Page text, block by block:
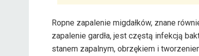
Ropne zapalenie migdałków, znane
zapalenie gardła, jest częstą infekcją
stanem zapalnym, obrzękiem i